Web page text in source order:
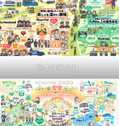
熊本日産さま